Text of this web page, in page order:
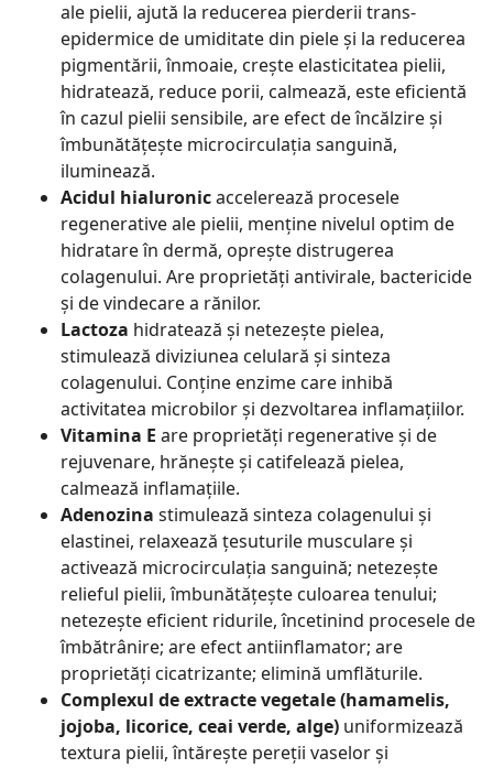
ale pielii, ajută la reducerea pierderii trans-
epidermice de umiditate din piele și la reducerea
pigmentării, înmoaie, crește elasticitatea pielii,
hidratează, reduce porii, calmează, este eficientă
în cazul pielii sensibile, are efect de încălzire și
îmbunătățește microcirculația sanguină,
iluminează.
Acidul hialuronicaccelerează procesele
regenerative ale pielii, menține nivelul optim de
hidratare în dermă, oprește distrugerea
colagenului. Are proprietăți antivirale, bactericide
și de vindecare a rănilor.
Lactoza hidratează și netezește pielea,
stimulează diviziunea celulară și sinteza
colagenului. Conține enzime care inhibă
activitatea microbilor și dezvoltarea inflamațiilor.
Vitamina E are proprietăți regenerative și de
rejuvenare, hrănește și catifelează pielea,
calmează inflamațiile.
Adenozina stimulează sinteza colagenului și
elastinei, relaxează țesuturile musculare și
activează microcirculația sanguină; netezește
relieful pielii, îmbunătățește culoarea tenului;
netezește eficient ridurile, încetinind procesele de
îmbătrânire; are efect antiinflamator; are
proprietăți cicatrizante; elimină umflăturile.
Complexul de extracte vegetale (hamamelis,
jojoba, licorice, ceai verde, alge) uniformizează
textura pielii, întărește pereții vaselor și